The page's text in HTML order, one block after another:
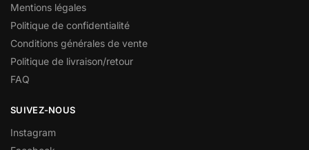
Mentions légales
Politique de confidentialité
Conditions générales de vente
Politique de livraison/retour
FAQ
SUIVEZ-NOUS
Instagram